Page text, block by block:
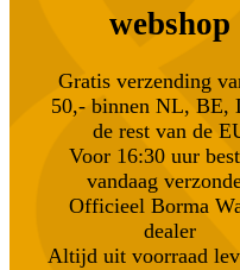
webshop
Gratis verzending
50,- binnen NL, BE,
de rest van de
Voor 16:30 uur
vandaag
Officieel Borma
dealer
Altijd uit voorraad